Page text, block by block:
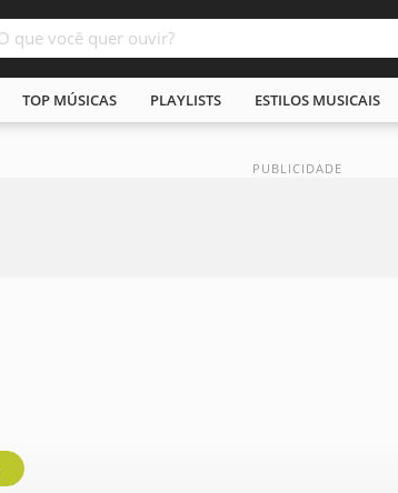
TOP MÚSICAS PLAYLISTS ESTILOS MUSICAIS